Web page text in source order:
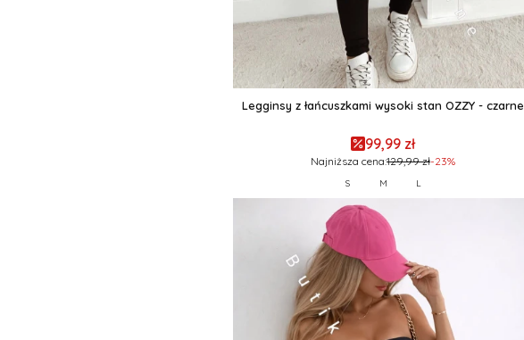
Legginsy z łańcuszkami wysoki stan OZZY - czarne
99,99 zł
Najniższa cena:129,99 zł-23%
S M L